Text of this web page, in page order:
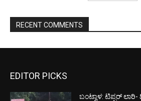
RECENT COMMENTS
EDITOR PICKS
ಬಂಟ್ವಾಳ: ಟಿಪ್ಪರ್